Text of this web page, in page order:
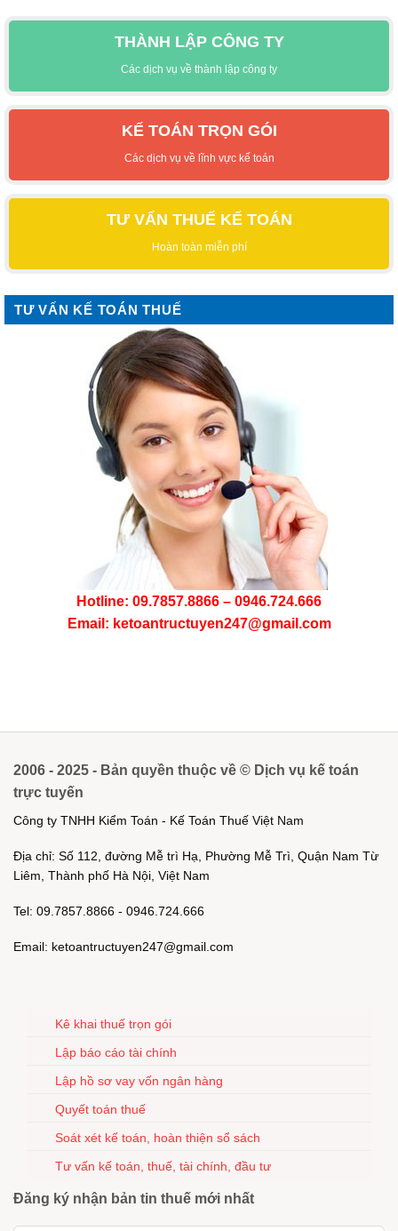
THÀNH LẬP CÔNG TY
Các dịch vụ về thành lập công ty
KẾ TOÁN TRỌN GÓI
Các dịch vụ về lĩnh vực kế toán
TƯ VẤN THUẾ KẾ TOÁN
Hoàn toàn miễn phí
TƯ VẤN KẾ TOÁN THUẾ
Hotline: 09.7857.8866 – 0946.724.666
Email: ketoantructuyen247@gmail.com
2006 - 2025 - Bản quyền thuộc về © Dịch vụ kế toán
trực tuyến
Công ty TNHH Kiểm Toán - Kế Toán Thuế Việt Nam
Địa chỉ: Số 112, đường Mễ trì Hạ, Phường Mễ Trì, Quận Nam Từ
Liêm, Thành phố Hà Nội, Việt Nam
Tel: 09.7857.8866 - 0946.724.666
Email: ketoantructuyen247@gmail.com
Kê khai thuế trọn gói
Lập báo cáo tài chính
Lập hồ sơ vay vốn ngân hàng
Quyết toán thuế
Soát xét kế toán, hoàn thiện sổ sách
Tư vấn kế toán, thuế, tài chính, đầu tư
Đăng ký nhận bản tin thuế mới nhất